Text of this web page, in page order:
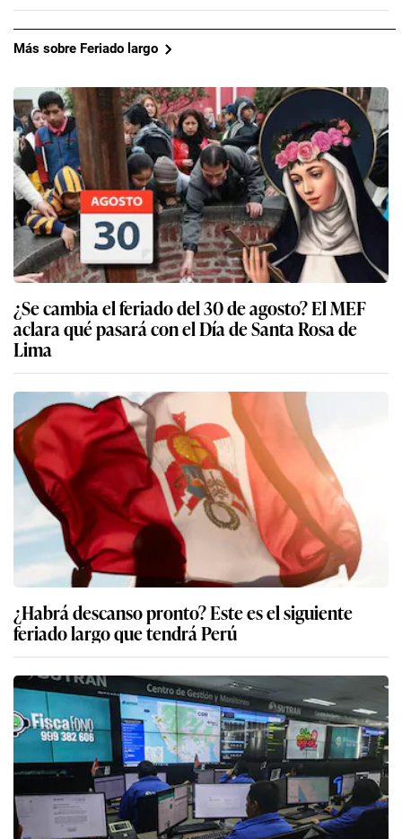
Más sobre Feriado largo
¿Se cambia el feriado del 30 de agosto? El MEF
aclara qué pasará con el Día de Santa Rosa de
Lima
¿Habrá descanso pronto? Este es el siguiente
feriado largo que tendrá Perú